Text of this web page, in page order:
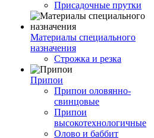
Присадочные прутки
Материалы специального
назначения
Строжка и резка
Припои
Припои оловянно-
свинцовые
Припои
высокотехнологичные
Олово и баббит